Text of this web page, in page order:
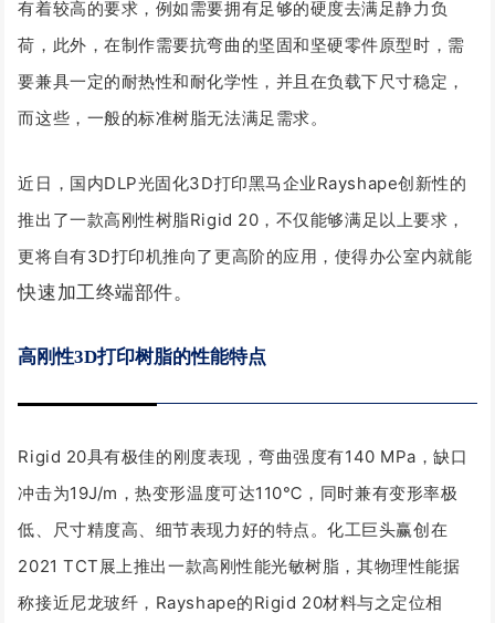
有着较高的要求，例如需要拥有足够的硬度去满足静力负
荷，此外，在制作需要抗弯曲的坚固和坚硬零件原型时，需
要兼具一定的耐热性和耐化学性，并且在负载下尺寸稳定，
而这些，一般的标准树脂无法满足需求。
近日，国内DLP光固化3D打印黑马企业Rayshape创新性的
推出了一款高刚性树脂Rigid 20，不仅能够满足以上要求，
更将自有3D打印机推向了更高阶的应用， 使得办公室内就能
快速加工终端部件。
高刚性3D打印树脂的性能特点
Rigid 20具有极佳的刚度表现，弯曲强度有140 MPa，缺口
冲击为19J/m，热变形温度可达110℃，同时兼有变形率极
低、尺寸精度高、细节表现力好的特点。化工巨头赢创在
2021 TCT展上推出一款高刚性能光敏树脂，其物理性能据
称接近尼龙玻纤，Rayshape的Rigid 20材料与之定位相